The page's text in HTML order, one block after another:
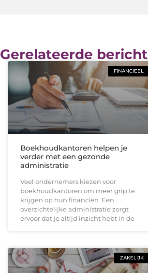
Gerelateerde
FINANCIEEL
Boekhoudkantoren helpen je
verder met een gezonde
administratie
Veel ondernemers kiezen voor
boekhoudkantoren om meer grip te
krijgen op hun financiën. Een
overzichtelijke administratie zorgt
ervoor dat je altijd inzicht hebt in de
ZAKELIJK